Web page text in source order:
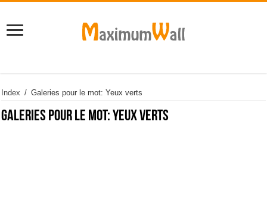
Index / Galeries pour le mot: Yeux verts
Galeries pour le mot:Yeux verts